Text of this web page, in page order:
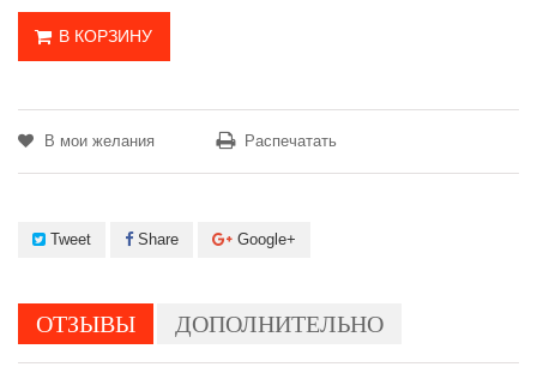
В КОРЗИНУ
В мои желания Распечатать
Tweet Share Google+
ОТЗЫВЫ ДОПОЛНИТЕЛЬНО